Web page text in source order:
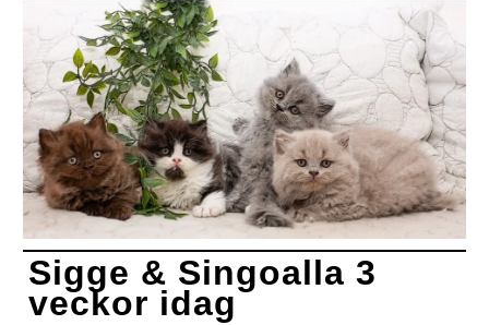
Sigge & Singoalla 3
veckor idag